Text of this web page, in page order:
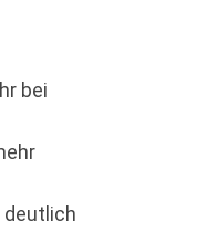
bei
deutlich